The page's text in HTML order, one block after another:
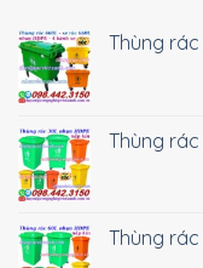
Thùng rác
Thùng rác
Thùng rác